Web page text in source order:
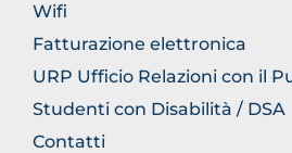
Wifi
Fatturazione elettronica
URP Ufficio Relazioni con il
Studenti con Disabilità / DSA
Contatti